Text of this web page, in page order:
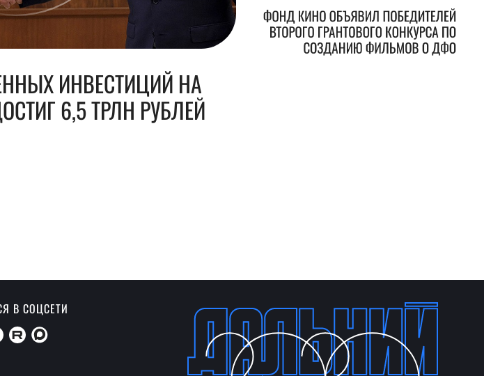
ИНВЕСТИЦИЙ НА
6,5 ТРЛН РУБЛЕЙ
ФОНД КИНО ОБЪЯВИЛ ПОБЕДИТЕЛЕЙ
ВТОРОГО ГРАНТОВОГО КОНКУРСА ПО
СОЗДАНИЮ ФИЛЬМОВ О ДФО
В СОЦСЕТИ